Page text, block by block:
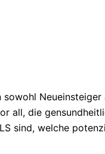
all, die
sind, welche